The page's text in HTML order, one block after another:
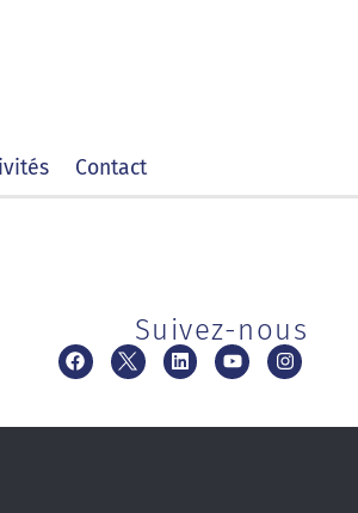
Contact
Suivez-nous